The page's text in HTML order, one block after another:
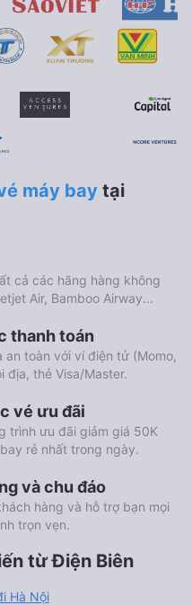
máy bay tại
cả các hãng hàng không
Air, Bamboo Airway...
thanh toán
toàn với ví điện tử (Momo,
địa, thẻ Visa/Master.
vé ưu đãi
trình ưu đãi giảm giá 50K
rẻ nhất trong ngày.
và chu đáo
hàng và hỗ trợ bạn mọi
trọn vẹn.
từ Điện Biên
Hà Nội